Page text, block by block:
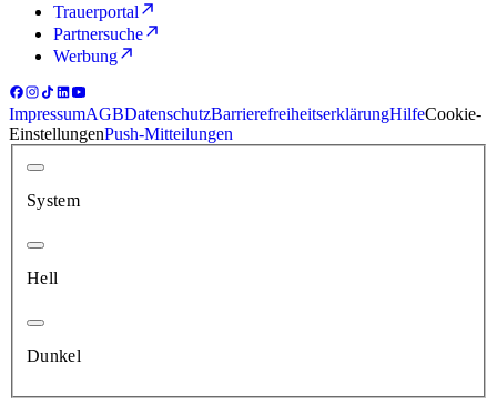
Trauerportal
Partnersuche
Werbung
ImpressumAGBDatenschutzBarrierefreiheitserklärungHilfeCookie-
EinstellungenPush-Mitteilungen
System
Hell
Dunkel